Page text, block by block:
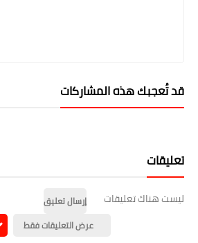
قد تُعجبك هذه المشاركات
تعليقات
ليست هناك تعليقات
إرسال تعليق
عرض التعليقات فقط